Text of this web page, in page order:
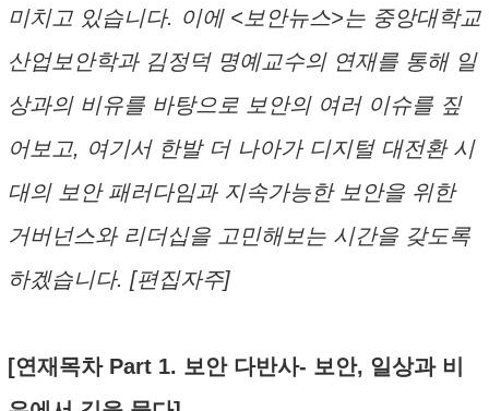
미치고 있습니다. 이에 <보안뉴스>는 중앙대학교
산업보안학과 김정덕 명예교수의 연재를 통해 일
상과의 비유를 바탕으로 보안의 여러 이슈를 짚
어보고, 여기서 한발 더 나아가 디지털 대전환 시
대의 보안 패러다임과 지속가능한 보안을 위한
거버넌스와 리더십을 고민해보는 시간을 갖도록
하겠습니다. [편집자주]
[연재목차 Part 1. 보안 다반사- 보안, 일상과 비